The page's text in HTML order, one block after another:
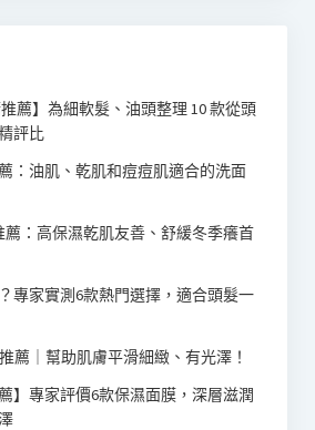
推薦】為細軟髮、油頭整理 10 款從頭
評比
：油肌、乾肌和痘痘肌適合的洗面
薦：高保濕乾肌友善、舒緩冬季癢首
專家實測6款熱門選擇，適合頭髮一
薦｜幫助肌膚平滑細緻、有光澤！
薦】專家評價6款保濕面膜，深層滋潤